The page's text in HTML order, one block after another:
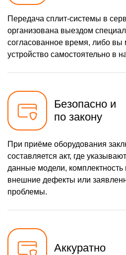
Передача сплит-системы в
организована выездом
согласованное время, либо вы
устройство самостоятельно в
Безопасно и
по закону
При приёме оборудования
составляется акт, где
данные модели,
внешние дефекты или
проблемы.
Аккуратно